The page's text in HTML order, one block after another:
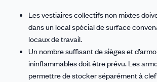
Les vestiaires collectifs non mixtes
dans un local spécial de surface
locaux de travail.
Un nombre suffisant de sièges et
ininflammables doit être prévu. Les
permettre de stocker séparément à